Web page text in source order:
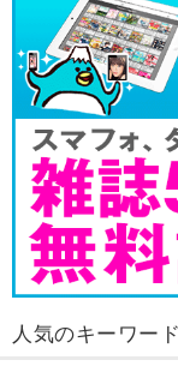
人気のキーワード